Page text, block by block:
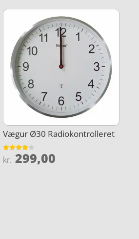
Vægur Ø30 Radiokontrolleret
Vurderet
3.9
kr. 299,00